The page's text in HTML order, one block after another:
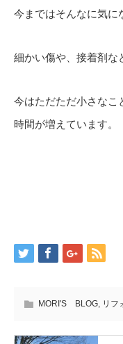
今まではそんなに気に
細かい傷や、接着剤な
今はただただ小さなこ
時間が増えています。
MORI'S BLOG, リフ